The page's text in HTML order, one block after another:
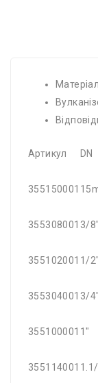
Артикул DN
355150001
355308001 3/8"
355102001 1/2"
355304001 3/4"
355100001 1"
355114001